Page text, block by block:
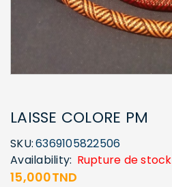
LAISSE COLORE PM
SKU:6369105822506
Availability: Rupture de stock
15,000TND